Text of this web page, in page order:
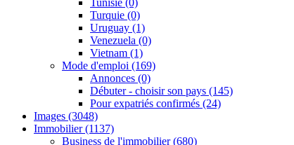
Tunisie (0)
Turquie (0)
Uruguay (1)
Venezuela (0)
Vietnam (1)
Mode d'emploi (169)
Annonces (0)
Débuter - choisir son pays (145)
Pour expatriés confirmés (24)
Images (3048)
Immobilier(1137)
Business de l'immobilier(680)